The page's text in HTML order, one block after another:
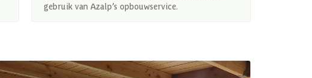
gebruik van Azalp’s opbouwservice.